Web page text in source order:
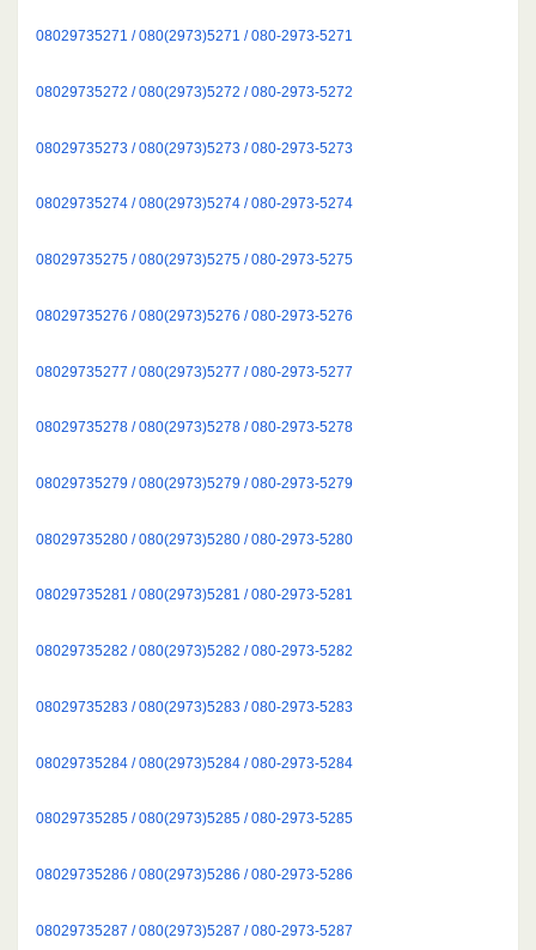
08029735271 / 080(2973)5271 / 080-2973-5271
08029735272 / 080(2973)5272 / 080-2973-5272
08029735273 / 080(2973)5273 / 080-2973-5273
08029735274 / 080(2973)5274 / 080-2973-5274
08029735275 / 080(2973)5275 / 080-2973-5275
08029735276 / 080(2973)5276 / 080-2973-5276
08029735277 / 080(2973)5277 / 080-2973-5277
08029735278 / 080(2973)5278 / 080-2973-5278
08029735279 / 080(2973)5279 / 080-2973-5279
08029735280 / 080(2973)5280 / 080-2973-5280
08029735281 / 080(2973)5281 / 080-2973-5281
08029735282 / 080(2973)5282 / 080-2973-5282
08029735283 / 080(2973)5283 / 080-2973-5283
08029735284 / 080(2973)5284 / 080-2973-5284
08029735285 / 080(2973)5285 / 080-2973-5285
08029735286 / 080(2973)5286 / 080-2973-5286
08029735287 / 080(2973)5287 / 080-2973-5287